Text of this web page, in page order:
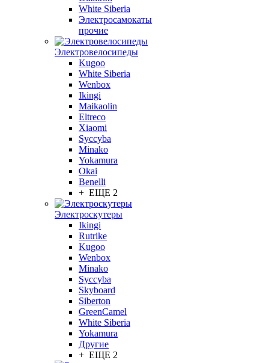
White Siberia
Электросамокаты
прочие
Электровелосипеды
Kugoo
White Siberia
Wenbox
Ikingi
Maikaolin
Eltreco
Xiaomi
Syccyba
Minako
Yokamura
Okai
Benelli
+ ЕЩЕ 2
Электроскутеры
Ikingi
Rutrike
Kugoo
Wenbox
Minako
Syccyba
Skyboard
Siberton
GreenCamel
White Siberia
Yokamura
Другие
+ ЕЩЕ 2